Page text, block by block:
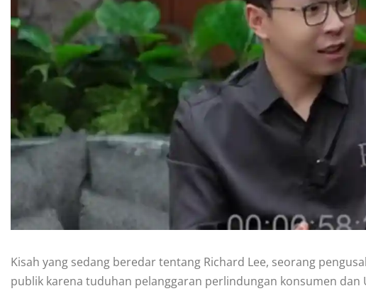
Kisah yang sedang beredar tentang Richard Lee, seorang
publik karena tuduhan pelanggaran perlindungan konsumen dan